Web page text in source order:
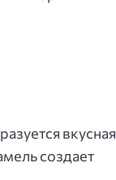
вкусная
создает